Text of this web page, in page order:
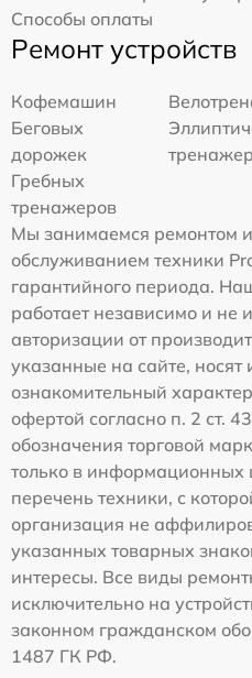
Способы оплаты
Ремонт устройств
Кофемашин
Беговых
дорожек
Гребных
тренажеров
Мы занимаемся ремонтом
обслуживанием техники
гарантийного периода.
работает независимо и не
авторизации от
указанные на сайте, носят
ознакомительный
офертой согласно п. 2 ст.
обозначения торговой
только в информационных
перечень техники, с
организация не
указанных товарных
интересы. Все виды
исключительно на
законном гражданском
1487 ГК РФ.